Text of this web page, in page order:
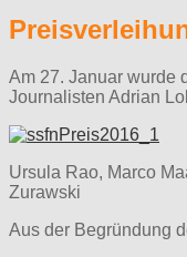
Am 27. Januar wurde
Journalisten Adrian
Ursula Rao, Marco
Zurawski
Aus der Begründung